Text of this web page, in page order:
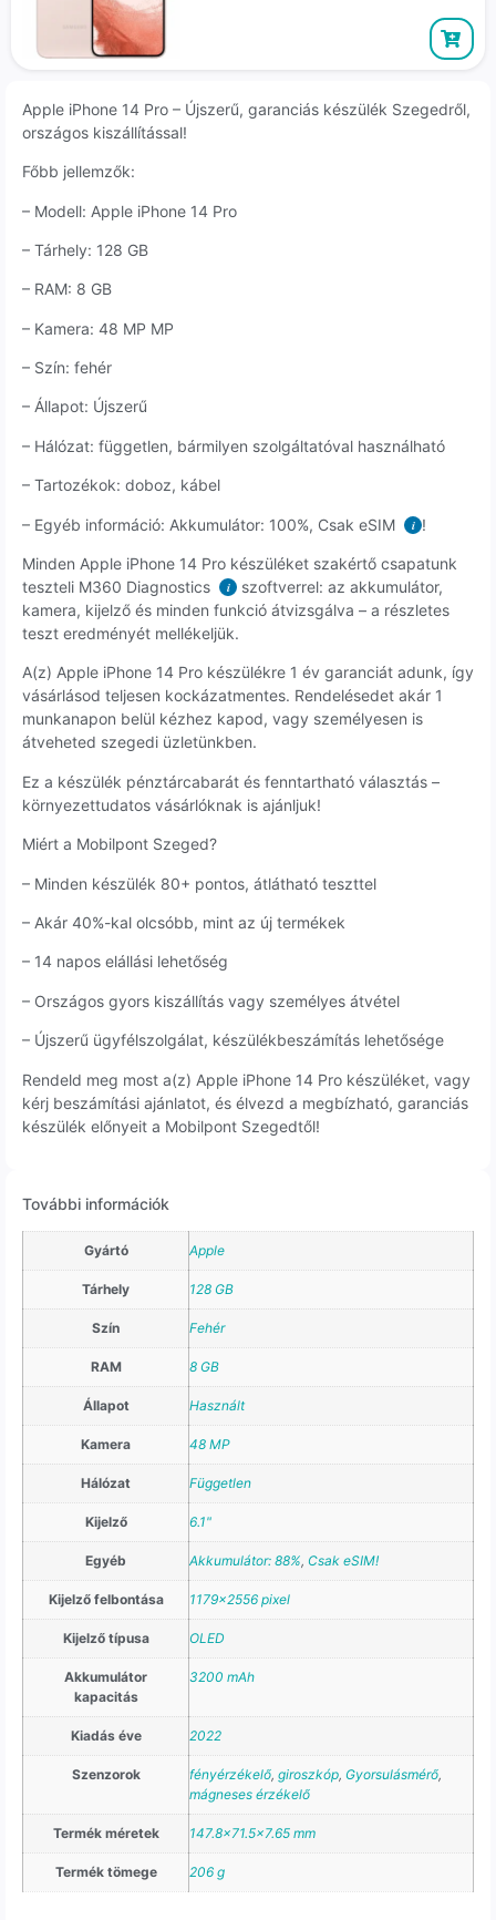
Apple iPhone 14 Pro – Újszerű, garanciás készülék Szegedről,
országos kiszállítással!
Főbb jellemzők:
– Modell: Apple iPhone 14 Pro
– Tárhely: 128 GB
– RAM: 8 GB
– Kamera: 48 MP MP
– Szín: fehér
– Állapot: Újszerű
– Hálózat: független, bármilyen szolgáltatóval használható
– Tartozékok: doboz, kábel
– Egyéb információ: Akkumulátor: 100%, Csak eSIM i !
Minden Apple iPhone 14 Pro készüléket szakértő csapatunk
teszteli M360 Diagnostics
i
szoftverrel: az akkumulátor,
kamera, kijelző és minden funkció átvizsgálva – a részletes
teszt eredményét mellékeljük.
A(z) Apple iPhone 14 Pro készülékre 1 év garanciát adunk, így
vásárlásod teljesen kockázatmentes. Rendelésedet akár 1
munkanapon belül kézhez kapod, vagy személyesen is
átveheted szegedi üzletünkben.
Ez a készülék pénztárcabarát és fenntartható választás –
környezettudatos vásárlóknak is ajánljuk!
Miért a Mobilpont Szeged?
– Minden készülék 80+ pontos, átlátható teszttel
– Akár 40%-kal olcsóbb, mint az új termékek
– 14 napos elállási lehetőség
– Országos gyors kiszállítás vagy személyes átvétel
– Újszerű ügyfélszolgálat, készülékbeszámítás lehetősége
Rendeld meg most a(z) Apple iPhone 14 Pro készüléket, vagy
kérj beszámítási ajánlatot, és élvezd a megbízható, garanciás
készülék előnyeit a Mobilpont Szegedtől!
További információk
Gyártó Apple
Tárhely 128 GB
Szín Fehér
RAM 8 GB
Állapot Használt
Kamera 48 MP
Hálózat Független
Kijelző 6.1"
Egyéb Akkumulátor: 88%, Csak eSIM!
Kijelző felbontása 1179×2556 pixel
Kijelző típusa OLED
Akkumulátor
kapacitás
3200 mAh
Kiadás éve 2022
Szenzorok fényérzékelő, giroszkóp, Gyorsulásmérő,
mágneses érzékelő
Termék méretek 147.8×71.5×7.65 mm
Termék tömege 206 g